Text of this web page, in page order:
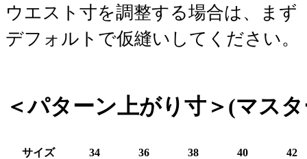
ウエスト寸を調整する場合は、まず
デフォルトで仮縫いしてください。
＜パターン上がり寸＞(マス
サイズ 34 36 38 40
42